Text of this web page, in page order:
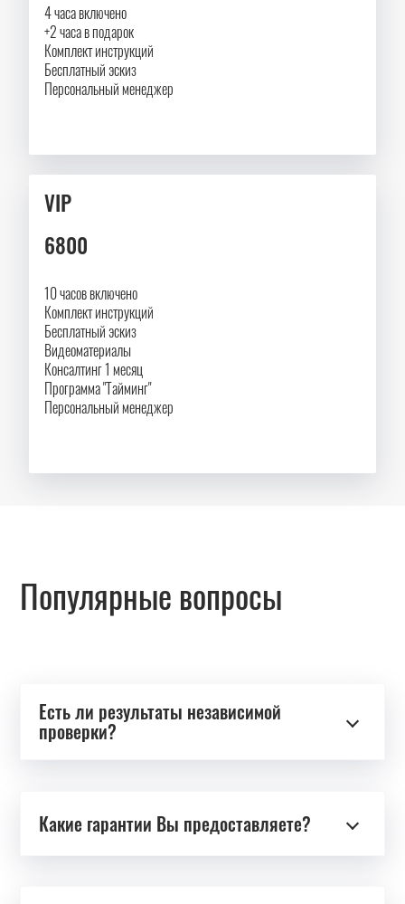
4 часа включено
+2 часа в подарок
Комплект инструкций
Бесплатный эскиз
Персональный менеджер
VIP
6800
10 часов включено
Комплект инструкций
Бесплатный эскиз
Видеоматериалы
Консалтинг 1 месяц
Программа "Тайминг"
Персональный менеджер
Популярные вопросы
Есть ли результаты независимой
проверки?
Какие гарантии Вы предоставляете?